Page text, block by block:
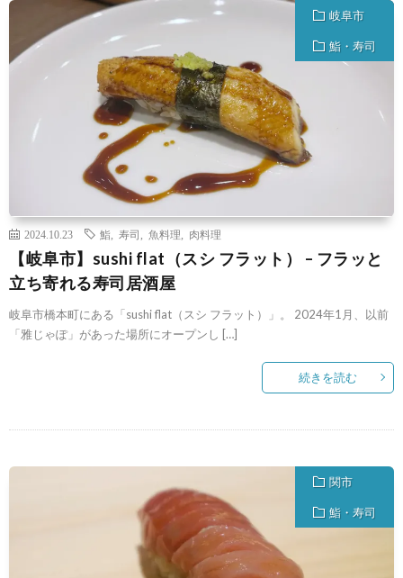
岐阜市
鮨・寿司
2024.10.23 鮨 寿司 魚料理 肉料理
【岐阜市】sushi flat（スシ フラット） – フラッと
立ち寄れる寿司居酒屋
岐阜市橋本町にある「sushi flat（スシ フラット）」。 2024年1月、以前
「雅じゃぽ」があった場所にオープンし […]
続きを読む
関市
鮨・寿司